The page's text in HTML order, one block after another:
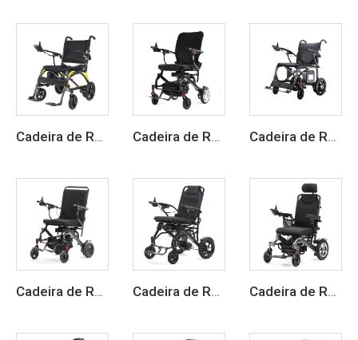
Cadeira de Rodas Elétrica Portátil, Leve e Dobrável, com Bateria de Lítio de 24 V em Fibra de Carbono Cadeira de Rodas Elétrica Portátil em Fibra de Carbono para Viagem Cadeira de Rodas Elétrica Leve em Fibra de Carbono Motorizada
Cadeira de Rodas Elétrica de Fibra de Carbono Dobrável Leve Cadeira de Rodas Elétrica Inteligente Dobrável com Estrutura em Fibra de Carbono Cadeira de Rodas Elétrica Leve e Dobrável